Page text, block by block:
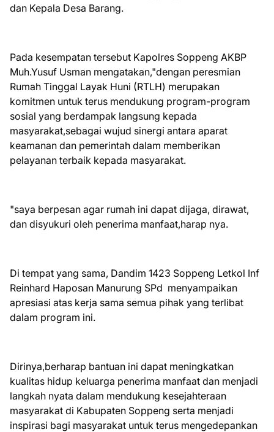
dan Kepala Desa Barang.
Pada kesempatan tersebut Kapolres Soppeng AKBP
Muh.Yusuf Usman mengatakan,"dengan peresmian
Rumah Tinggal Layak Huni (RTLH) merupakan
komitmen untuk terus mendukung program-program
sosial yang berdampak langsung kepada
masyarakat,sebagai wujud sinergi antara aparat
keamanan dan pemerintah dalam memberikan
pelayanan terbaik kepada masyarakat.
"saya berpesan agar rumah ini dapat dijaga, dirawat,
dan disyukuri oleh penerima manfaat,harap nya.
Di tempat yang sama, Dandim 1423 Soppeng Letkol Inf
Reinhard Haposan Manurung SPd menyampaikan
apresiasi atas kerja sama semua pihak yang terlibat
dalam program ini.
Dirinya,berharap bantuan ini dapat meningkatkan
kualitas hidup keluarga penerima manfaat dan menjadi
langkah nyata dalam mendukung kesejahteraan
masyarakat di Kabupaten Soppeng serta menjadi
inspirasi bagi masyarakat untuk terus mengedepankan